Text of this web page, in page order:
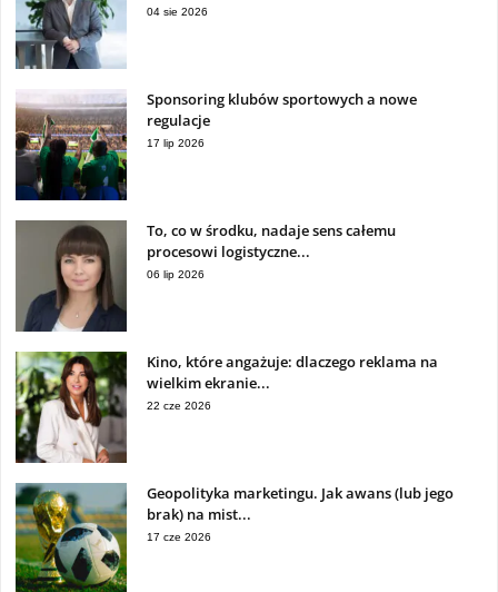
04 sie 2026
Sponsoring klubów sportowych a nowe
regulacje
17 lip 2026
To, co w środku, nadaje sens całemu
procesowi logistyczne...
06 lip 2026
Kino, które angażuje: dlaczego reklama na
wielkim ekranie...
22 cze 2026
Geopolityka marketingu. Jak awans (lub jego
brak) na mist...
17 cze 2026